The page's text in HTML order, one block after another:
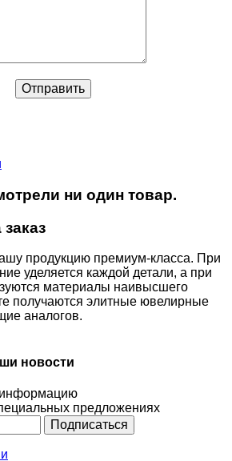
ни один товар.
продукцию премиум-класса. При
уделяется каждой детали, а при
материалы наивысшего
получаются элитные ювелирные
аналогов.
новости
предложениях